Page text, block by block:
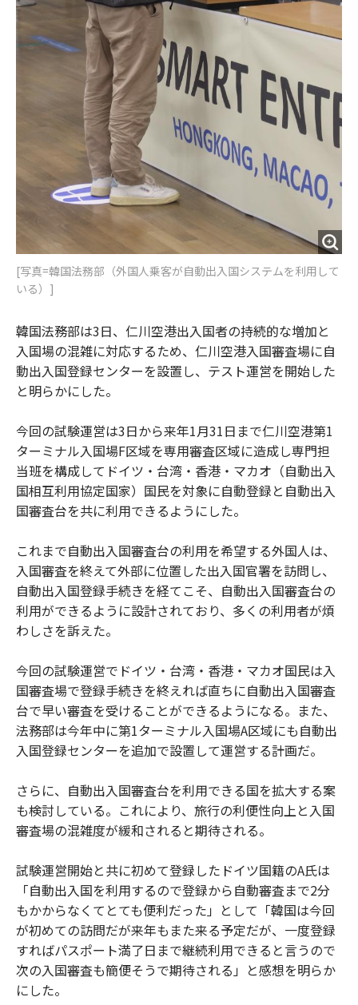
[写真=韓国法務部（外国人乗客が自動出入国システムを利用して
いる）]
韓国法務部は3日、仁川空港出入国者の持続的な増加と
入国場の混雑に対応するため、仁川空港入国審査場に自
動出入国登録センターを設置し、テスト運営を開始した
と明らかにした。
今回の試験運営は3日から来年1月31日まで仁川空港第1
ターミナル入国場F区域を専用審査区域に造成し専門担
当班を構成してドイツ・台湾・香港・マカオ（自動出入
国相互利用協定国家）国民を対象に自動登録と自動出入
国審査台を共に利用できるようにした。
これまで自動出入国審査台の利用を希望する外国人は、
入国審査を終えて外部に位置した出入国官署を訪問し、
自動出入国登録手続きを経てこそ、自動出入国審査台の
利用ができるように設計されており、多くの利用者が煩
わしさを訴えた。
今回の試験運営でドイツ・台湾・香港・マカオ国民は入
国審査場で登録手続きを終えれば直ちに自動出入国審査
台で早い審査を受けることができるようになる。また、
法務部は今年中に第1ターミナル入国場A区域にも自動出
入国登録センターを追加で設置して運営する計画だ。
さらに、自動出入国審査台を利用できる国を拡大する案
も検討している。これにより、旅行の利便性向上と入国
審査場の混雑度が緩和されると期待される。
試験運営開始と共に初めて登録したドイツ国籍のA氏は
「自動出入国を利用するので登録から自動審査まで2分
もかからなくてとても便利だった」として「韓国は今回
が初めての訪問だが来年もまた来る予定だが、一度登録
すればパスポート満了日まで継続利用できると言うので
次の入国審査も簡便そうで期待される」と感想を明らか
にした。